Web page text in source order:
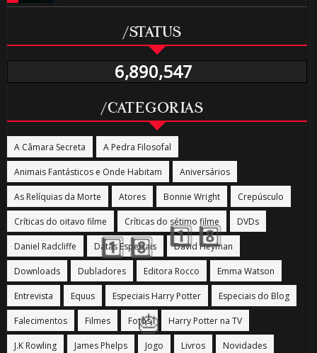
/STATUS
6,890,547
/CATEGORIAS
A Câmara Secreta A Pedra Filosofal
Animais Fantásticos e Onde Habitam Aniversários
As Relíquias da Morte Atores Bonnie Wright Crepúsculo
Críticas do oitavo filme Críticas do sétimo filme DVDs
Daniel Radcliffe Datas Especiais David Heyman
Downloads Dubladores Editora Rocco Emma Watson
Entrevista Equus Especiais Harry Potter Especiais do Blog
Falecimentos Filmes Fotos Harry Potter na TV
J.K Rowling James Phelps Jogo Livros Novidades
⚡
⚡